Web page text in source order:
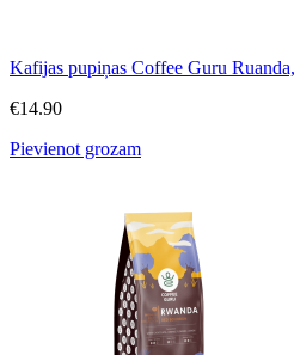
Kafijas pupiņas Coffee Guru
€14.90
Pievienot grozam